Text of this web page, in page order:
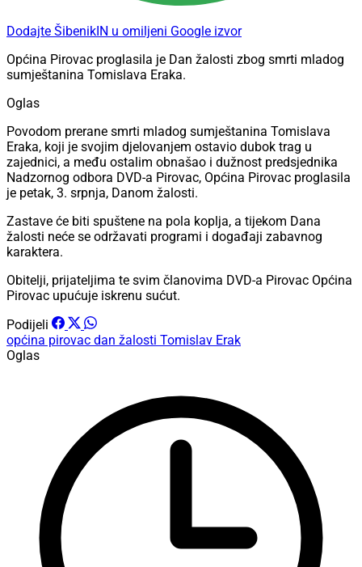
Dodajte ŠibenikIN u omiljeni Google izvor
Općina Pirovac proglasila je Dan žalosti zbog smrti mladog
sumještanina Tomislava Eraka.
Oglas
Povodom prerane smrti mladog sumještanina Tomislava
Eraka, koji je svojim djelovanjem ostavio dubok trag u
zajednici, a među ostalim obnašao i dužnost predsjednika
Nadzornog odbora DVD-a Pirovac, Općina Pirovac proglasila
je petak, 3. srpnja, Danom žalosti.
Zastave će biti spuštene na pola koplja, a tijekom Dana
žalosti neće se održavati programi i događaji zabavnog
karaktera.
Obitelji, prijateljima te svim članovima DVD-a Pirovac Općina
Pirovac upućuje iskrenu sućut.
Podijeli
općina pirovac dan žalosti Tomislav Erak
Oglas